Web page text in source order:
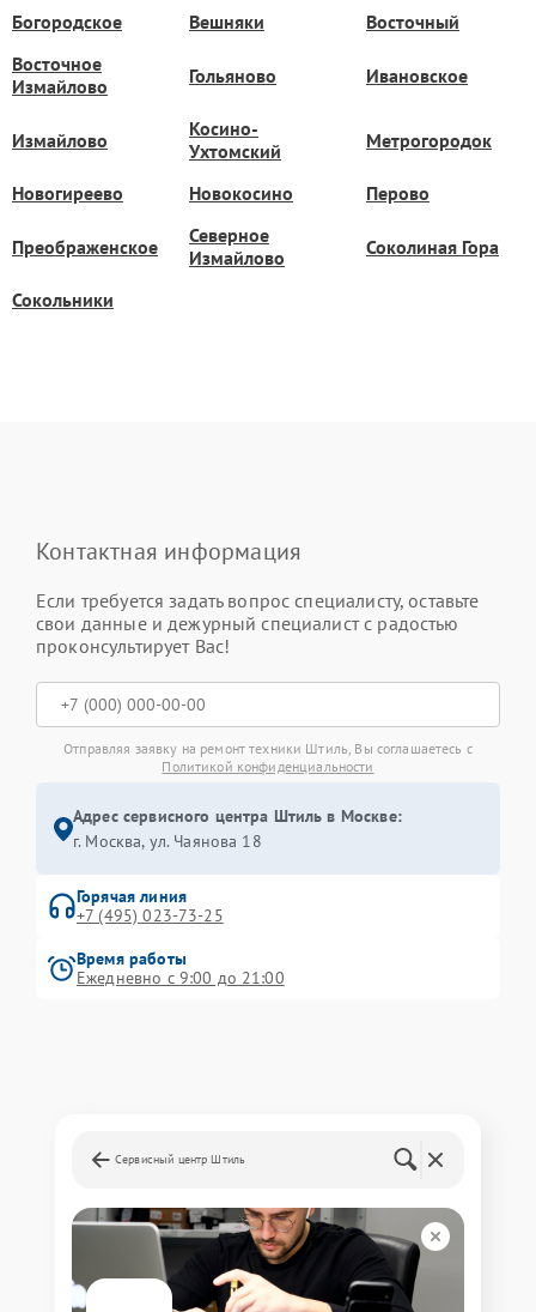
Богородское Вешняки
Восточный
Восточное
Измайлово
Гольяново Ивановское
Измайлово
Косино-
Ухтомский
Метрогородок
Новогиреево Новокосино Перово
Преображенское
Северное
Измайлово
Соколиная Гора
Сокольники
Контактная информация
Если требуется задать вопрос специалисту, оставьте
свои данные и дежурный специалист с радостью
проконсультирует Вас!
Отправляя заявку на ремонт техники Штиль, Вы соглашаетесь с
Политикой конфиденциальности
Адрес сервисного центра Штиль в Москве:
г. Москва, ул. Чаянова 18
Горячая линия
+7 (495) 023-73-25
Время работы
Ежедневно с 9:00 до 21:00
Сервисный центр Штиль